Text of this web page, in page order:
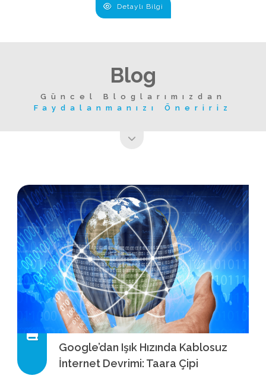
Detaylı Bilgi
Blog
Güncel Bloglarımızdan
Faydalanmanızı Öneririz
Google’dan Işık Hızında Kablosuz
İnternet Devrimi: Taara Çipi